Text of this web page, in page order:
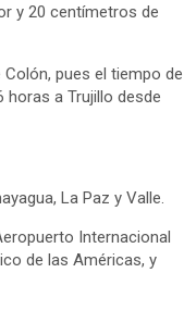
y 20 centímetros de
pues el tiempo de
a Trujillo desde
La Paz y Valle.
Internacional
de las Américas, y